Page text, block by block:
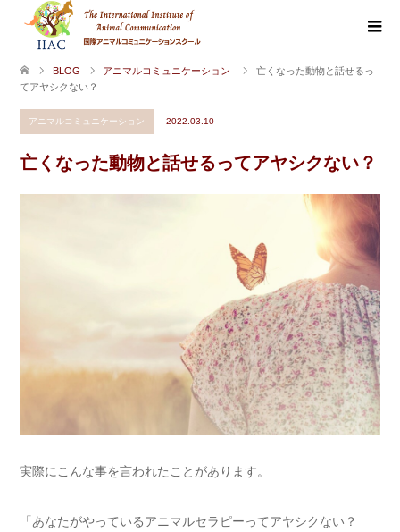
BLOG アニマルコミュニケーション
亡くなった動物と話せるっ
てアヤシクない？
アニマルコミュニケーション 2022.03.10
亡くなった動物と話せるってアヤシクない？
実際にこんな事を言われたことがあります。
「あなたがやっているアニマルセラピーってアヤシクない？